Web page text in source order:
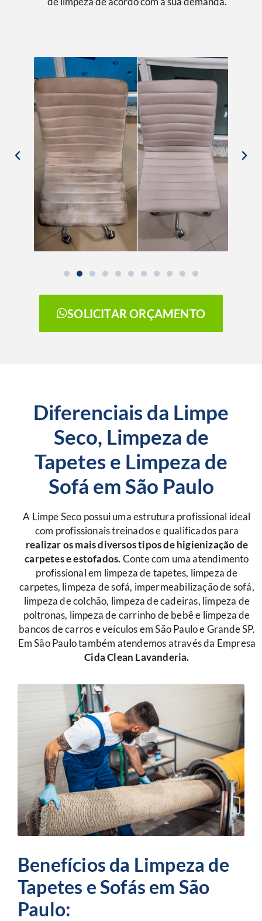
SOLICITAR ORÇAMENTO
Diferenciais da Limpe
Seco, Limpeza de
Tapetes e Limpeza de
Sofá em São Paulo
A Limpe Seco possui uma estrutura profissional ideal
com profissionais treinados e qualificados para
realizar os mais diversos tipos de higienização de
carpetes e estofados. Conte com uma atendimento
profissional em limpeza de tapetes, limpeza de
carpetes, limpeza de sofá, impermeabilização de sofá,
limpeza de colchão, limpeza de cadeiras, limpeza de
poltronas, limpeza de carrinho de bebê e limpeza de
bancos de carros e veículos em São Paulo e Grande SP.
Em São Paulo também atendemos através da Empresa
Cida Clean Lavanderia.
Benefícios da Limpeza de
Tapetes e Sofás em São
Paulo: